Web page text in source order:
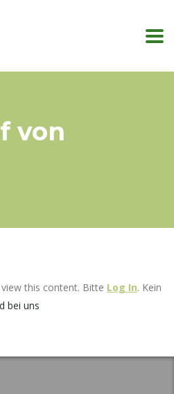
von
this content. Bitte Log In. Kein
bei uns